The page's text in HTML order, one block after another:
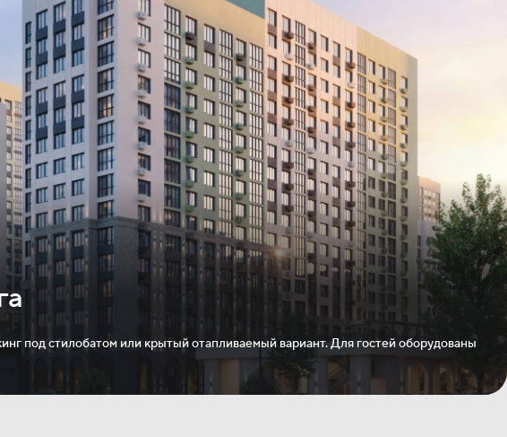
под стилобатом или крытый отапливаемый вариант. Для гостей оборудованы